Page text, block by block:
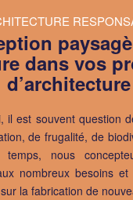
dans vos
d’architecture
il est souvent question
de frugalité, de
nous
nombreux besoins
la fabrication de